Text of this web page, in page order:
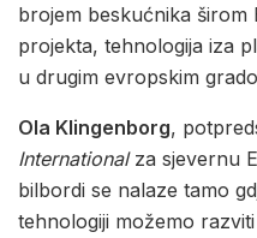
brojem beskućnika širom
projekta, tehnologija iza
u drugim evropskim
Ola Klingenborg,
Internationalza sjevernu
bilbordi se nalaze tamo
tehnologiji možemo